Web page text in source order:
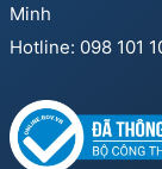
Minh
Hotline: 098 101